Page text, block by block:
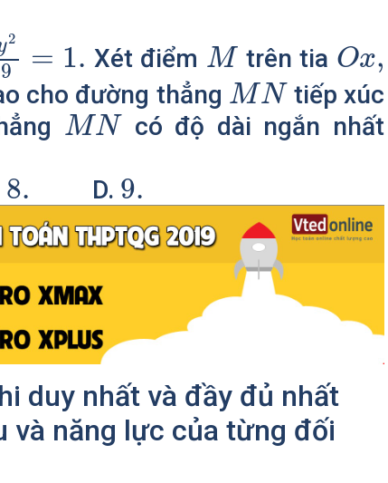
2
9 = 1.
9
Xét điểm M
M trên tia Ox,
Ox,
cho đường thẳng MN
MN tiếp xúc
MN
MN
có độ dài ngắn nhất
8.
8. D. 9.
9.
duy nhất và đầy đủ nhất
và năng lực của từng đối